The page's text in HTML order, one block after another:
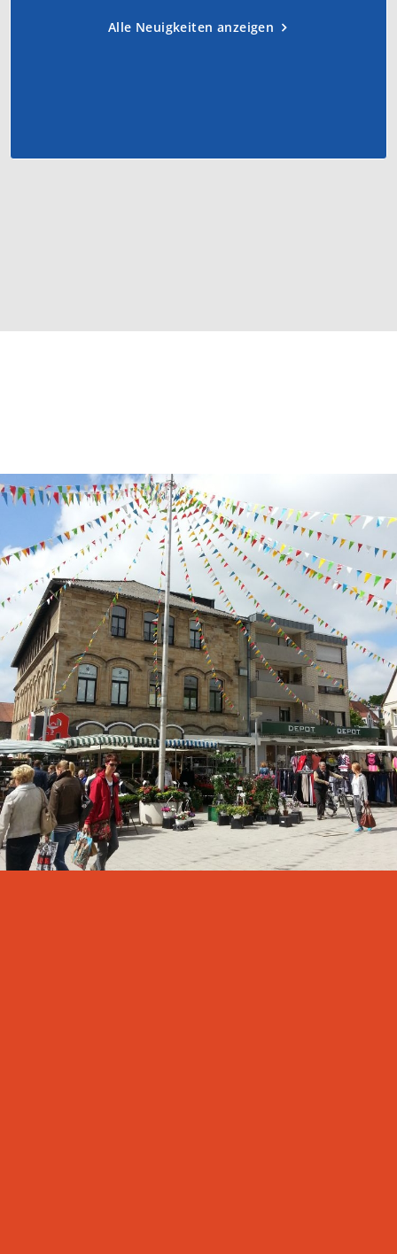
Alle Neuigkeiten anzeigen